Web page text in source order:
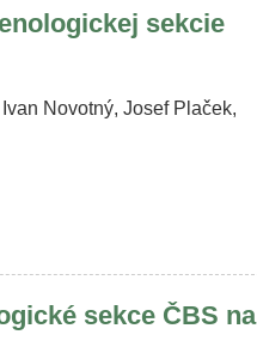
sekcie
Novotný, Josef Plaček,
sekce ČBS na